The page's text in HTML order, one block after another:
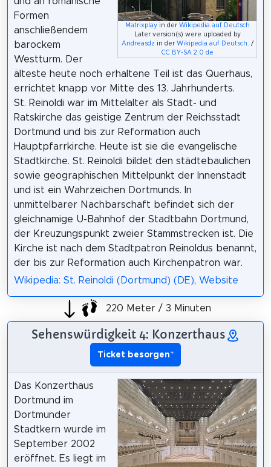
Matrixplayin der Wikipedia auf Deutsch
Later version(s) were uploaded by
Andreasdz in der Wikipedia auf Deutsch . /
CC BY-SA 2.0 de
Formen
anschließendem
barockem
Westturm. Der
älteste heute noch erhaltene Teil ist das Querhaus,
errichtet knapp vor Mitte des 13. Jahrhunderts.
St. Reinoldi war im Mittelalter als Stadt- und
Ratskirche das geistige Zentrum der Reichsstadt
Dortmund und bis zur Reformation auch
Hauptpfarrkirche. Heute ist sie die evangelische
Stadtkirche. St. Reinoldi bildet den städtebaulichen
sowie geographischen Mittelpunkt der Innenstadt
und ist ein Wahrzeichen Dortmunds. In
unmittelbarer Nachbarschaft befindet sich der
gleichnamige U-Bahnhof der Stadtbahn Dortmund,
der Kreuzungspunkt zweier Stammstrecken ist. Die
Kirche ist nach dem Stadtpatron Reinoldus benannt,
der bis zur Reformation auch Kirchenpatron war.
Wikipedia: St. Reinoldi (Dortmund) (DE), Website
220 Meter / 3 Minuten
Sehenswürdigkeit 4: Konzerthaus
Ticket besorgen*
Das Konzerthaus
Dortmund im
Dortmunder
Stadtkern wurde im
September 2002
eröffnet. Es liegt im